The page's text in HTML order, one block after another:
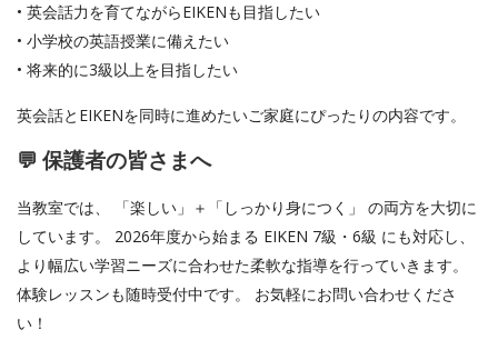
• 英会話力を育てながらEIKENも目指したい
• 小学校の英語授業に備えたい
• 将来的に3級以上を目指したい
英会話とEIKENを同時に進めたいご家庭にぴったりの内容です。
💬 保護者の皆さまへ
当教室では、 「楽しい」＋「しっかり身につく」 の両方を大切に
しています。 2026年度から始まる EIKEN 7級・6級 にも対応し、
より幅広い学習ニーズに合わせた柔軟な指導を行っていきます。
体験レッスンも随時受付中です。 お気軽にお問い合わせくださ
い！